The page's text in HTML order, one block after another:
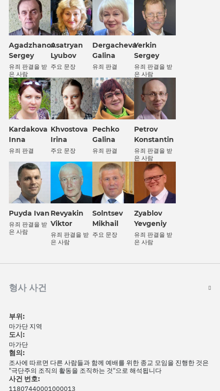
Agadzhanov
Sergey
유죄 판결을 받
은 사람
Asatryan
Lyubov
주요 문장
Dergacheva
Galina
유죄 판결
Yerkin
Sergey
유죄 판결을 받
은 사람
Kardakova
Inna
유죄 판결
Khvostova
Irina
주요 문장
Pechko
Galina
유죄 판결
Petrov
Konstantin
유죄 판결을 받
은 사람
Puyda Ivan
유죄 판결을 받
은 사람
Revyakin
Viktor
유죄 판결을 받
은 사람
Solntsev
Mikhail
주요 문장
Zyablov
Yevgeniy
유죄 판결을 받
은 사람
형사 사건
부위:
마가단 지역
도시:
마가단
혐의:
조사에 따르면 다른 사람들과 함께 예배를 위한 종교 모임을 진행한 것은
"극단주의 조직의 활동을 조직하는 것"으로 해석됩니다
사건 번호:
11807440001000013